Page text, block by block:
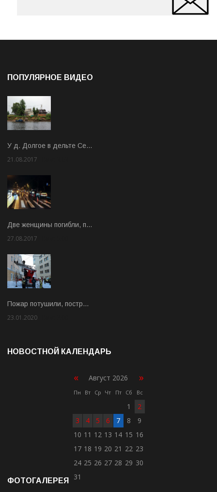
ПОПУЛЯРНОЕ ВИДЕО
У д. Долгое в дельте Се…
21.08.2017
Две женщины погибли, п…
27.08.2017
Пожар потушили, постр…
23.01.2020
НОВОСТНОЙ КАЛЕНДАРЬ
« Август 2026 »
Пн Вт Ср Чт Пт Сб Вс
1
2
3
4 5 6 7 8
9
10 11 12 13 14 15 16
17 18 19 20 21 22 23
24 25 26 27 28 29 30
31
ФОТОГАЛЕРЕЯ